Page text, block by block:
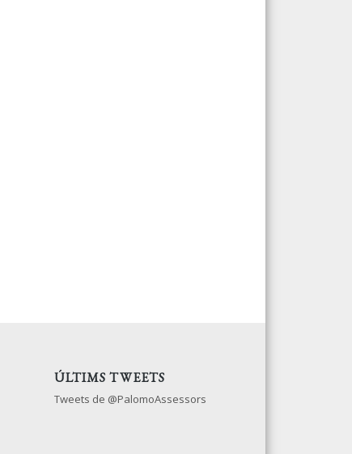
ÚLTIMS TWEETS
Tweets de @PalomoAssessors